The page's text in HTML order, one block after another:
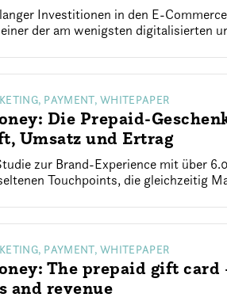
Investitionen in den E-
der am wenigsten digitalisierten
PAYMENT, WHITEPAPER
Die Prepaid-
Umsatz und Ertrag
zur Brand-Experience mit über
Touchpoints, die gleichzeitig
PAYMENT, WHITEPAPER
The prepaid gift
and revenue